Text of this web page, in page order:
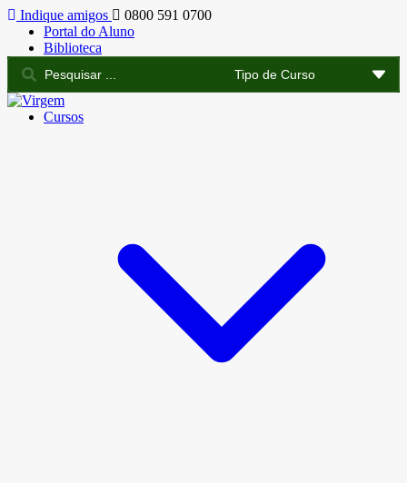
Indique amigos
0800 591 0700
Portal do Aluno
Biblioteca
Cursos